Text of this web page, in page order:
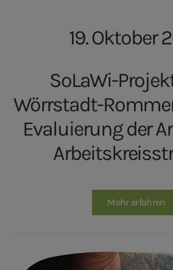
19. Oktober
SoLaWi-
Wörrstadt-
Evaluierung der
Mehr erfahren